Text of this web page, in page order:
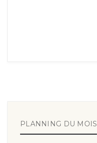
PLANNING DU MOIS